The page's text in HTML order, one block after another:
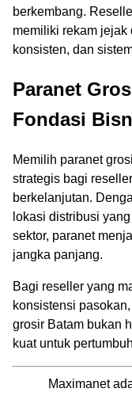
berkembang.
memiliki rekam
konsisten, dan
Paranet
Fondasi
Memilih paranet
strategis bagi
berkelanjutan.
lokasi distribusi
sektor, paranet
jangka panjang.
Bagi reseller yang
konsistensi
grosir Batam bukan
kuat untuk
Maximanet